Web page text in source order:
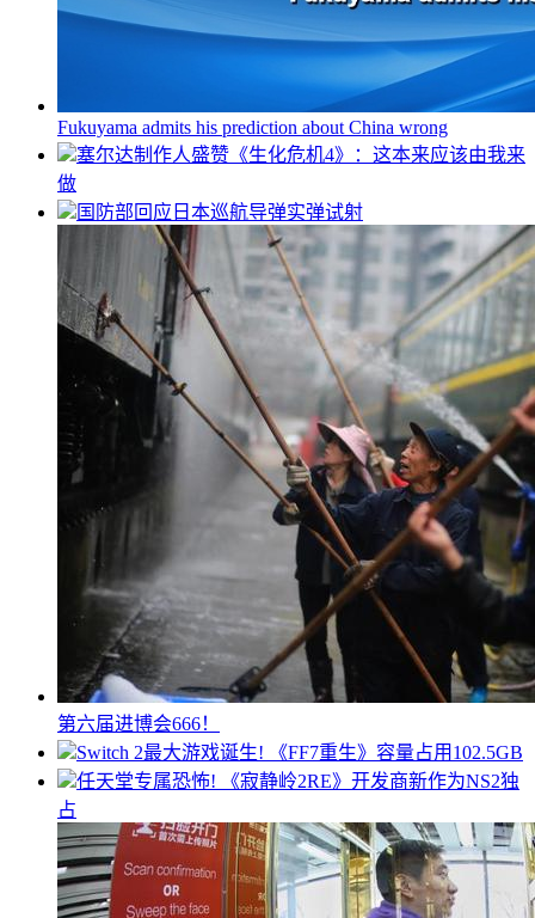
Fukuyama admits his prediction about China wrong
塞尔达制作人盛赞《生化危机4》：这本来应该由我来
做
国防部回应日本巡航导弹实弹试射
第六届进博会666！
Switch 2最大游戏诞生! 《FF7重生》容量占用102.5GB
任天堂专属恐怖! 《寂静岭2RE》开发商新作为NS2独
占